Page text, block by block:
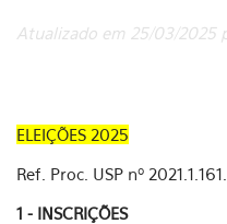
Atualizado em 25/03/2025
ELEIÇÕES 2025
Ref. Proc. USP nº
1 - INSCRIÇÕES